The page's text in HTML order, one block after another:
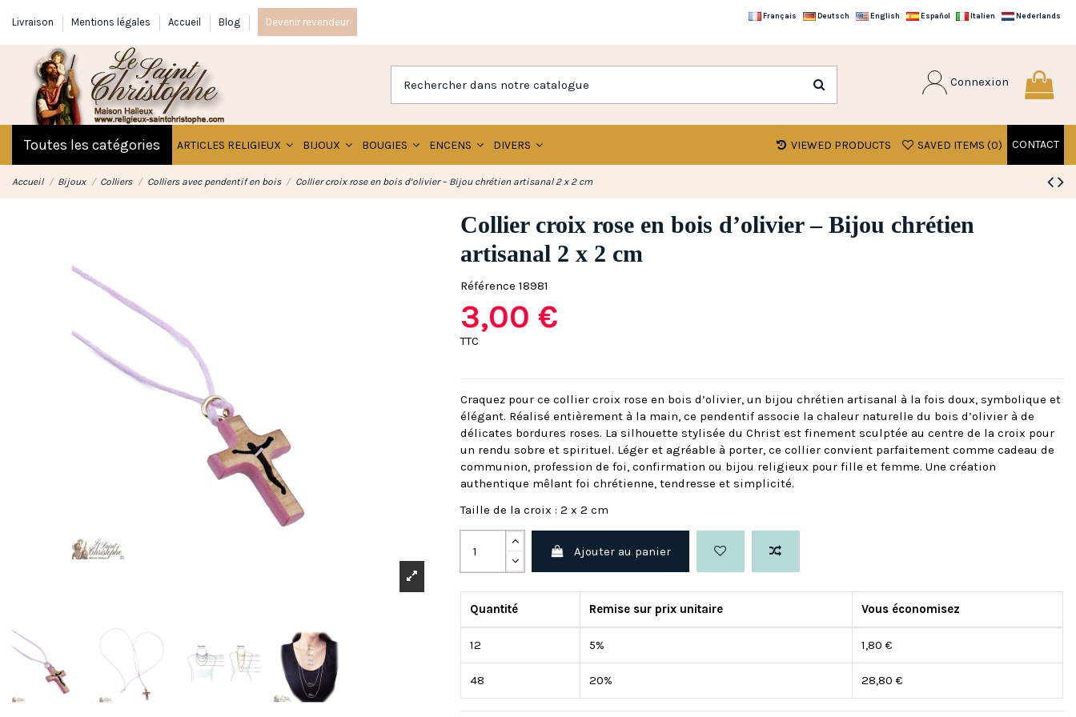
Livraison Mentions légales Accueil Blog Devenir revendeur
Français Deutsch English Español Italien Nederlands
Connexion
Toutes les catégories ARTICLES RELIGIEUX BIJOUX BOUGIES ENCENS DIVERS CONTACT
SAVED ITEMS (0)
VIEWED PRODUCTS
Accueil Bijoux Colliers Colliers avec pendentif en bois Collier croix rose en bois d’olivier – Bijou chrétien artisanal 2 x 2 cm
Collier croix rose en bois d’olivier – Bijou chrétien
artisanal 2 x 2 cm
Référence 18981
3,00 €
TTC
Craquez pour ce collier croix rose en bois d’olivier, un bijou chrétien artisanal à la fois doux, symbolique et
élégant. Réalisé entièrement à la main, ce pendentif associe la chaleur naturelle du bois d’olivier à de
délicates bordures roses. La silhouette stylisée du Christ est finement sculptée au centre de la croix pour
un rendu sobre et spirituel. Léger et agréable à porter, ce collier convient parfaitement comme cadeau de
communion, profession de foi, confirmation ou bijou religieux pour fille et femme. Une création
authentique mêlant foi chrétienne, tendresse et simplicité.
Taille de la croix : 2 x 2 cm
Ajouter au panier
Quantité Remise sur prix unitaire Vous économisez
12 5% 1,80 €
48 20% 28,80 €